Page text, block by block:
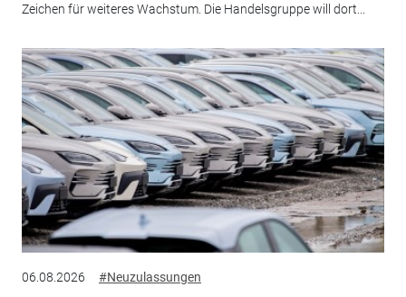
Zeichen für weiteres Wachstum. Die Handelsgruppe will dort...
06.08.2026 #Neuzulassungen